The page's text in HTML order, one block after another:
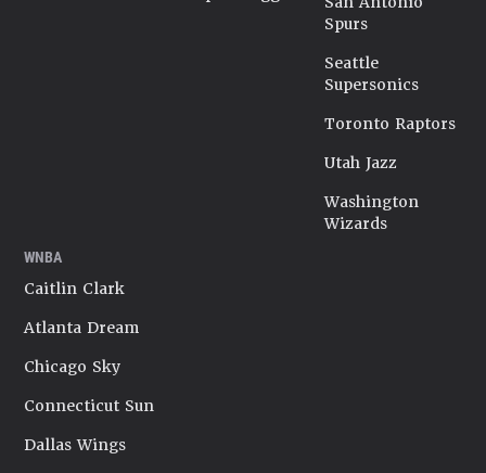
Spurs
Seattle
Supersonics
Toronto Raptors
Utah Jazz
Washington
Wizards
WNBA
Caitlin Clark
Atlanta Dream
Chicago Sky
Connecticut Sun
Dallas Wings